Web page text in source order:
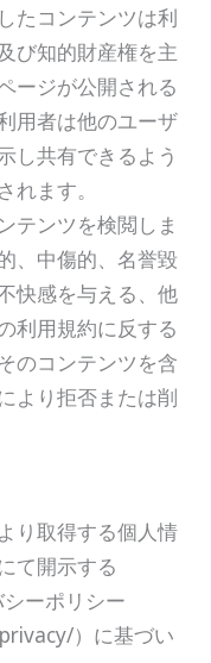
たコンテンツは利
び知的財産権を主
ージが公開される
用者は他のユーザ
し共有できるよう
ます。
テンツを検閲しま
、中傷的、名誉毀
快感を与える、他
利用規約に反する
のコンテンツを含
より拒否または削
り取得する個人情
て開示する
ーポリシー
）に基づい